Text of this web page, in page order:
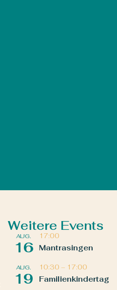
Weitere Events
AUG.
16
17:00
Mantrasingen
AUG.
19
10:30 – 17:00
Familienkindertag